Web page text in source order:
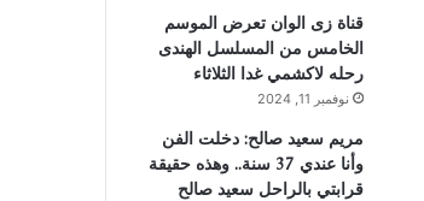
قناة زى الوان تعرض الموسم
الخامس من المسلسل الهندى
رحله لاكشمي غدا الثلاثاء
نوفمبر 11, 2024
مريم سعيد صالح: دخلت الفن
وأنا عندي 37 سنة.. وهذه حقيقة
قرابتي بالراحل سعيد صالح